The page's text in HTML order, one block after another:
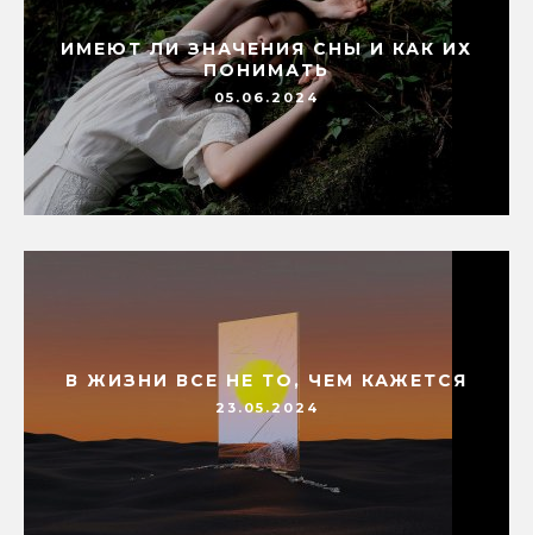
ИМЕЮТ ЛИ ЗНАЧЕНИЯ СНЫ И КАК ИХ
ПОНИМАТЬ
05.06.2024
В ЖИЗНИ ВСЕ НЕ ТО, ЧЕМ КАЖЕТСЯ
23.05.2024